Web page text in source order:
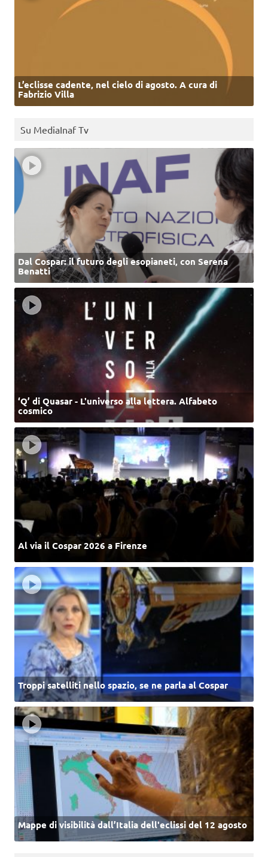
L’eclisse cadente, nel cielo di agosto. A cura di
Fabrizio Villa
Su MediaInaf Tv
Dal Cospar: il futuro degli esopianeti, con Serena
Benatti
‘Q’ di Quasar - L'universo alla lettera. Alfabeto
cosmico
Al via il Cospar 2026 a Firenze
Troppi satelliti nello spazio, se ne parla al Cospar
Mappe di visibilità dall’Italia dell'eclissi del 12 agosto